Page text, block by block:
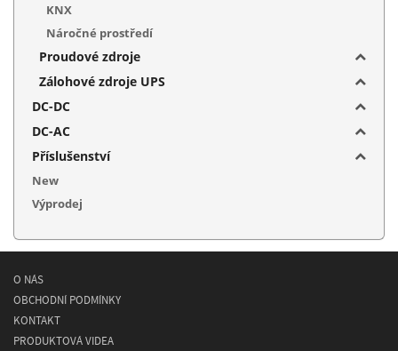
KNX
Náročné prostředí
Proudové zdroje
Zálohové zdroje UPS
DC-DC
DC-AC
Příslušenství
New
Výprodej
O NÁS
OBCHODNÍ PODMÍNKY
KONTAKT
PRODUKTOVÁ VIDEA